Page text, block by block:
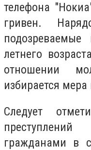
телефона
гривен.
летнего
отношении
избирается
Следует
гражданами в